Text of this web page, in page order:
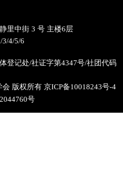
里中街 3 号 主楼6层
3/4/5/6
登记处/社证字第4347号/社团代码
会 版权所有 京ICP备10018243号-4
号